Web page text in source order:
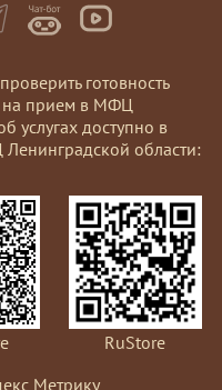
готовность
на прием в МФЦ
услугах доступно в
области:
RuStore
Метрику